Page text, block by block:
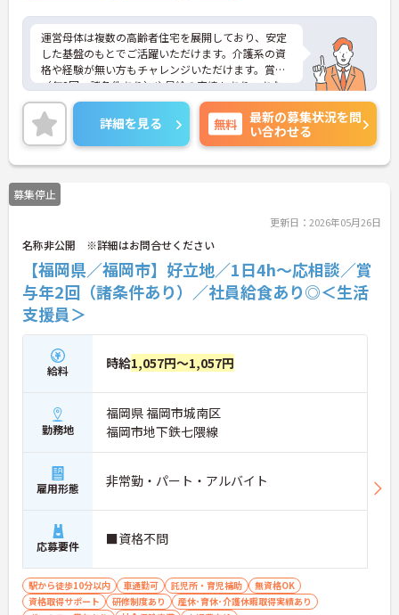
運営母体は複数の高齢者住宅を展開しており、安定
した基盤のもとでご活躍いただけます。介護系の資
格や経験が無い方もチャレンジいただけます。賞与
（年2回、諸条件あり）や昇給の実績もあり、あな
たの頑張りがしっかりと評価されます。無料の社員
給食（1日1食）や、育休からの復職をサポートする
育児給付金+（プラス）制度（最大10万円）、資格
取得支援制度（最大10万円補助）など、福利厚生も
充実しています。社内研修やキャリアパス制度も整
っており、スキルアップを目指したい方にも最適で
す。ご興味のある方には、面接対策ポイントなど、
詳細を見る 無料
最新の募集状況を問
い合わせる
募集停止
更新日：2026年05月26日
名称非公開 ※詳細はお問合せください
【福岡県／福岡市】好立地／1日4h～応相談／賞
与年2回（諸条件あり）／社員給食あり◎＜生活
支援員＞
給料 時給1,057円～1,057円
勤務地
福岡県 福岡市城南区
福岡市地下鉄七隈線
雇用形態 非常勤・パート・アルバイト
応募要件 ■資格不問
駅から徒歩10分以内 車通勤可 託児所・育児補助
無資格OK
資格取得サポート
研修制度あり
産休･育休･介護休暇取得実績あり